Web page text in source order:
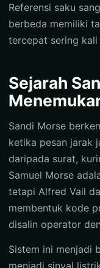
Referensi saku
berbeda memiliki
tercepat sering
Sejarah
Sandi Morse
ketika pesan jarak
daripada surat,
Samuel Morse
tetapi Alfred Vail
membentuk kode
disalin operator
Sistem ini menjadi
menjadi sinyal